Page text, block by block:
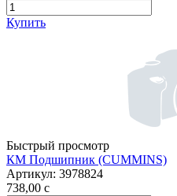
Купить
Быстрый просмотр
КМ Подшипник (CUMMINS)
Артикул: 3978824
738,00 c